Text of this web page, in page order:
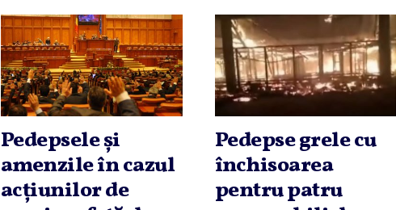
Pedepsele şi
amenzile în cazul
acţiunilor de
Pedepse grele cu
închisoarea
pentru patru